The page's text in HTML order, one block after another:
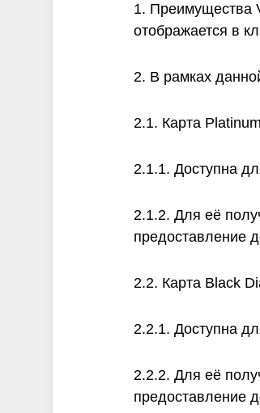
1. Преимущества
отображается в
2. В рамках
2.1. Карта Platinum
2.1.1. Доступна
2.1.2. Для её
предоставление
2.2. Карта Black
2.2.1. Доступна
2.2.2. Для её
предоставление